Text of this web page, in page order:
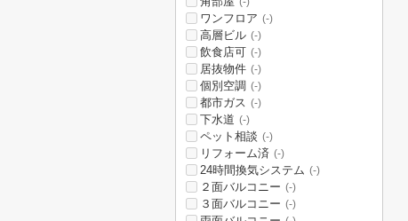
ワンフロア (-)
高層ビル (-)
飲食店可 (-)
居抜物件 (-)
個別空調 (-)
都市ガス (-)
下水道 (-)
ペット相談 (-)
リフォーム済 (-)
24時間換気システム (-)
２面バルコニー (-)
３面バルコニー (-)